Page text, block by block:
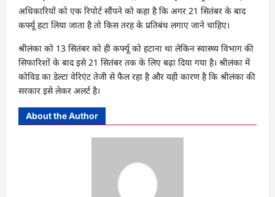
अधिकारियों को एक रिपोर्ट सौंपने को कहा है कि अगर 21 सितंबर के बाद
कर्फ्यू हटा लिया जाता है तो किस तरह के प्रतिबंध लगाए जाने चाहिए।
श्रीलंका को 13 सितंबर को ही कर्फ्यू को हटाना था लेकिन स्वास्थ्य विभाग की
सिफारिशों के बाद इसे 21 सितंबर तक के लिए बढ़ा दिया गया है। श्रीलंका में
कोविड का डेल्टा वेरिएंट तेजी से फैल रहा है और यही कारण है कि श्रीलंका की
सरकार इसे लेकर अलर्ट है।
About the Author